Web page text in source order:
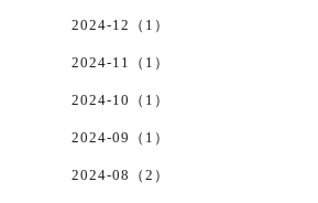
2024-12（1）
2024-11（1）
2024-10（1）
2024-09（1）
2024-08（2）